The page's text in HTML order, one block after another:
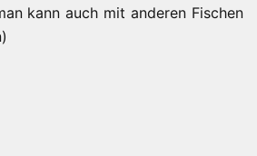
kann auch mit anderen Fischen